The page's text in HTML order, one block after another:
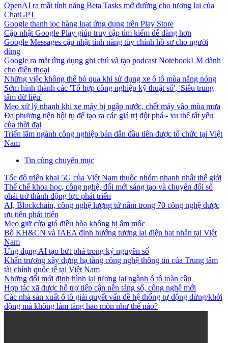
OpenAI ra mắt tính năng Beta Tasks mở đường cho tương lai của
ChatGPT
Google thanh lọc hàng loạt ứng dụng trên Play Store
Cập nhật Google Play giúp truy cập tìm kiếm dễ dàng hơn
Google Messages cập nhật tính năng tùy chỉnh hồ sơ cho người
dùng
Google ra mắt ứng dụng ghi chú và tạo podcast NotebookLM dành
cho điện thoại
Những việc không thể bỏ qua khi sử dụng xe ô tô mùa nắng nóng
Sớm hình thành các 'Tổ hợp công nghiệp kỹ thuật số', 'Siêu trung
tâm dữ liệu'
Mẹo xử lý nhanh khi xe máy bị ngập nước, chết máy vào mùa mưa
Đa phương tiện hội tụ để tạo ra các giá trị đột phá - xu thế tất yếu
của thời đại
Triển lãm ngành công nghiệp bán dẫn đầu tiên được tổ chức tại Việt
Nam
Tin cùng chuyên mục
Tốc độ triển khai 5G của Việt Nam thuộc nhóm nhanh nhất thế giới
Thể chế khoa học, công nghệ, đổi mới sáng tạo và chuyển đổi số
phải trở thành động lực phát triển
AI, Blockchain, công nghệ lượng tử nằm trong 70 công nghệ được
ưu tiên phát triển
Mẹo giữ cửa gió điều hòa không bị ẩm mốc
Bộ KH&CN và IAEA định hướng tương lai điện hạt nhân tại Việt
Nam
Ứng dụng AI tạo bứt phá trong kỷ nguyên số
Khẩn trương xây dựng hạ tầng công nghệ thông tin của Trung tâm
tài chính quốc tế tại Việt Nam
Những đổi mới định hình lại tương lai ngành ô tô toàn cầu
Hợp tác xã được hỗ trợ tiếp cận nền tảng số, công nghệ mới
Các nhà sản xuất ô tô giải quyết vấn đề hệ thống tự động dừng/khởi
động mà không làm tăng hao mòn như thế nào?